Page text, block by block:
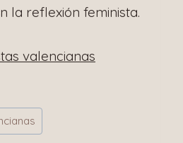
la reflexión feminista.
valencianas